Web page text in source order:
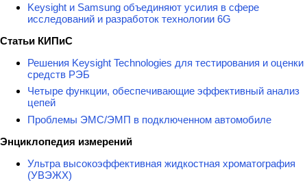
Keysight и Samsung объединяют усилия в сфере
исследований и разработок технологии 6G
Статьи КИПиС
Решения Keysight Technologies для тестирования и оценки
средств РЭБ
Четыре функции, обеспечивающие эффективный анализ
цепей
Проблемы ЭМС/ЭМП в подключенном автомобиле
Энциклопедия измерений
Ультра высокоэффективная жидкостная хроматография
(УВЭЖХ)